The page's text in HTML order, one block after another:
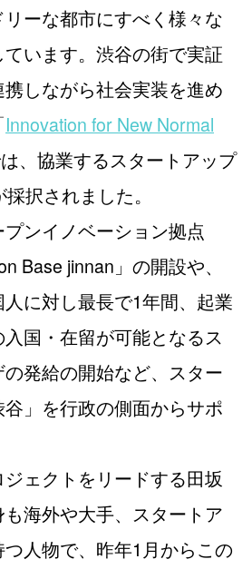
ーな都市にすべく様々な
います。渋谷の街で実証
しながら社会実装を進め
Innovation for New Normal
は、協業するスタートアップ
択されました。
ンイノベーション拠点
Base jinnan」の開設や、
に対し最長で1年間、起業
国・在留が可能となるス
発給の開始など、スター
谷」を行政の側面からサポ
ェクトをリードする田坂
海外や大手、スタートア
人物で、昨年1月からこの